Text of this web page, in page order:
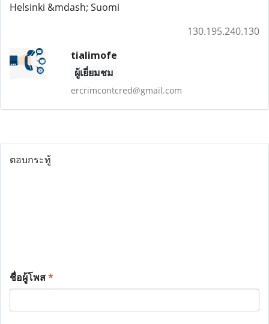
Helsinki &mdash; Suomi
130.195.240.130
tialimofe
ผู้เยี่ยมชม
ercrimcontcred@gmail.com
ตอบกระทู้
ชื่อผู้โพส*